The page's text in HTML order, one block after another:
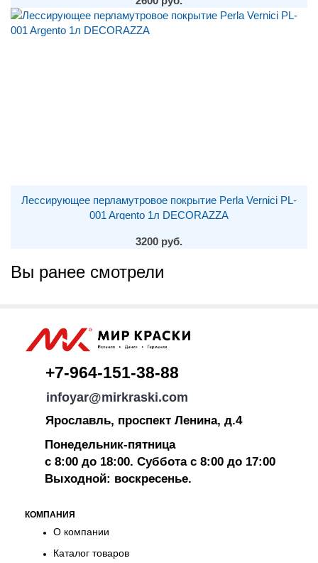
Лессирующее перламутровое покрытие Perla Vernici PL-
001 Argento 1л DECORAZZA
3200 руб.
Вы ранее смотрели
+7-964-151-38-88
infoyar@mirkraski.com
Ярославль, проспект Ленина, д.4
Понедельник-пятница
с 8:00 до 18:00. Суббота с 8:00 до 17:00
Выходной: воскресенье.
КОМПАНИЯ
О компании
Каталог товаров